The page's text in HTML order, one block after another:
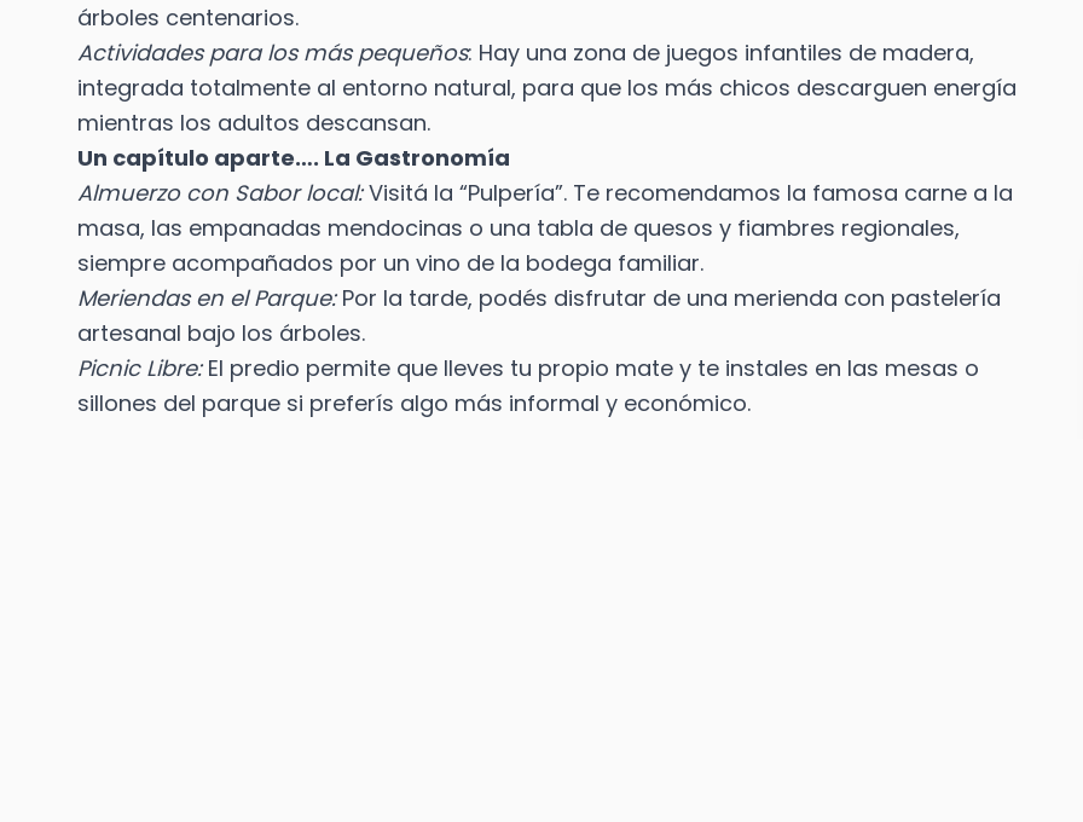
árboles centenarios.
Actividades para los más pequeños: Hay una zona de juegos infantiles de madera,
integrada totalmente al entorno natural, para que los más chicos descarguen energía
mientras los adultos descansan.
Un capítulo aparte…. La Gastronomía
Almuerzo con Sabor local:Visitá la “Pulpería”. Te recomendamos la famosa carne a la
masa, las empanadas mendocinas o una tabla de quesos y fiambres regionales,
siempre acompañados por un vino de la bodega familiar.
Meriendas en el Parque:Por la tarde, podés disfrutar de una merienda con pastelería
artesanal bajo los árboles.
Picnic Libre:El predio permite que lleves tu propio mate y te instales en las mesas o
sillones del parque si preferís algo más informal y económico.